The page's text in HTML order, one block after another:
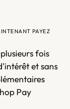
PAYEZ
fois
et sans
Pay